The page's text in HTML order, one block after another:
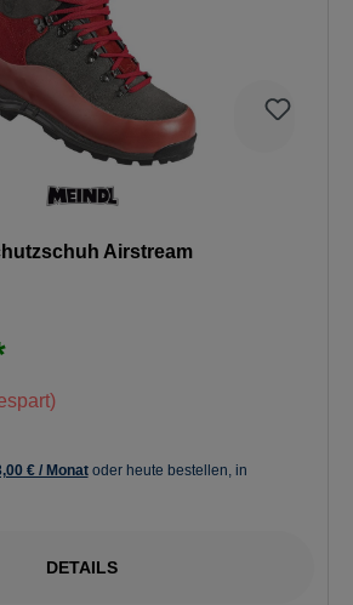
Airstream
DETAILS